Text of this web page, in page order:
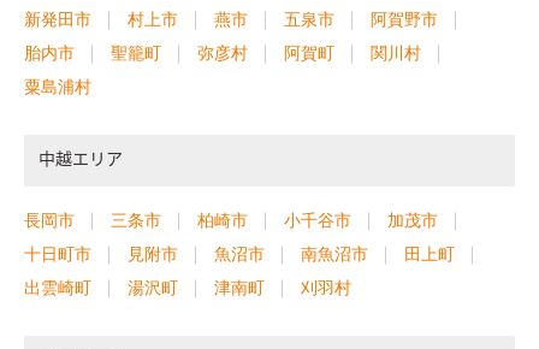
新発田市 村上市 燕市 五泉市
阿賀野市
胎内市
聖籠町 弥彦村 阿賀町
関川村
粟島浦村
中越エリア
長岡市 三条市 柏崎市 小千谷市
加茂市
十日町市
見附市 魚沼市 南魚沼市
田上町
出雲崎町
湯沢町 津南町 刈羽村